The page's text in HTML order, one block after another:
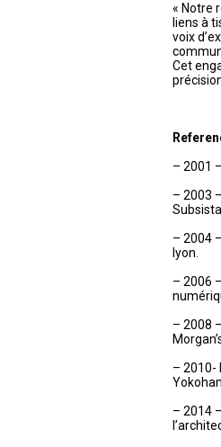
« Notre
liens à
voix
Cet
– 2001
– 2003
– 2004
lyon.
– 2006
– 2008
– 2010-
– 2014